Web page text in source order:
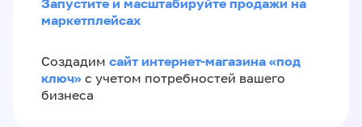
Запустите и масштабируйте продажи на
маркетплейсах
Создадим сайт интернет-магазина «под
ключ» с учетом потребностей вашего
бизнеса